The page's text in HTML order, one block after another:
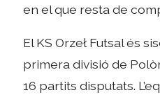
en el que resta de
El KS Orzeł Futsal és
primera divisió de
16 partits disputats.